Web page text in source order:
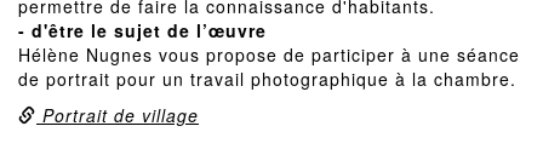
permettre de faire la connaissance d'habitants.
- d'être le sujet de l’œuvre
Hélène Nugnes vous propose de participer à une séance
de portrait pour un travail photographique à la chambre.
Portrait de village